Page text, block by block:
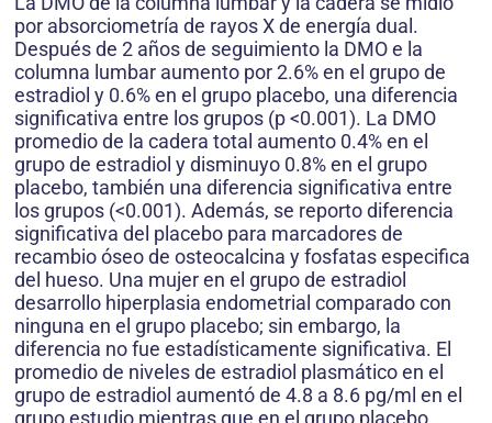
por absorciometría de rayos X de energía dual.
Después de 2 años de seguimiento la DMO e la
columna lumbar aumento por 2.6% en el grupo de
estradiol y 0.6% en el grupo placebo, una diferencia
significativa entre los grupos (p <0.001). La DMO
promedio de la cadera total aumento 0.4% en el
grupo de estradiol y disminuyo 0.8% en el grupo
placebo, también una diferencia significativa entre
los grupos (<0.001). Además, se reporto diferencia
significativa del placebo para marcadores de
recambio óseo de osteocalcina y fosfatas especifica
del hueso. Una mujer en el grupo de estradiol
desarrollo hiperplasia endometrial comparado con
ninguna en el grupo placebo; sin embargo, la
diferencia no fue estadísticamente significativa. El
promedio de niveles de estradiol plasmático en el
grupo de estradiol aumentó de 4.8 a 8.6 pg/ml en el